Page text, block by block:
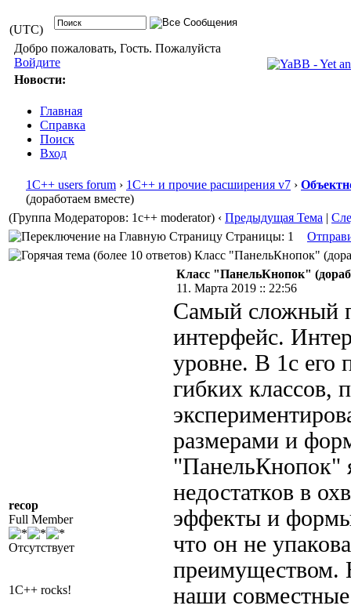
(UTC)
Добро пожаловать, Гость. Пожалуйста
Войдите
Новости:
Главная
Справка
Поиск
Вход
1С++ users forum › 1С++ и прочие расширения v7 ›
(доработаем вместе)
(Группа Модераторов: 1c++ moderator) ‹ Предыдущая Тема |
Страницы: 1
Класс "ПанельКнопок"
recop
Full Member
Отсутствует
1C++ rocks!
Класс "ПанельКнопок"
11. Марта 2019 :: 22:56
Самый сложный
интерфейс.
уровне. В 1с его
гибких классов,
размерами и
"ПанельКнопок"
недостатков в
эффекты и
что он не
преимуществом.
наши